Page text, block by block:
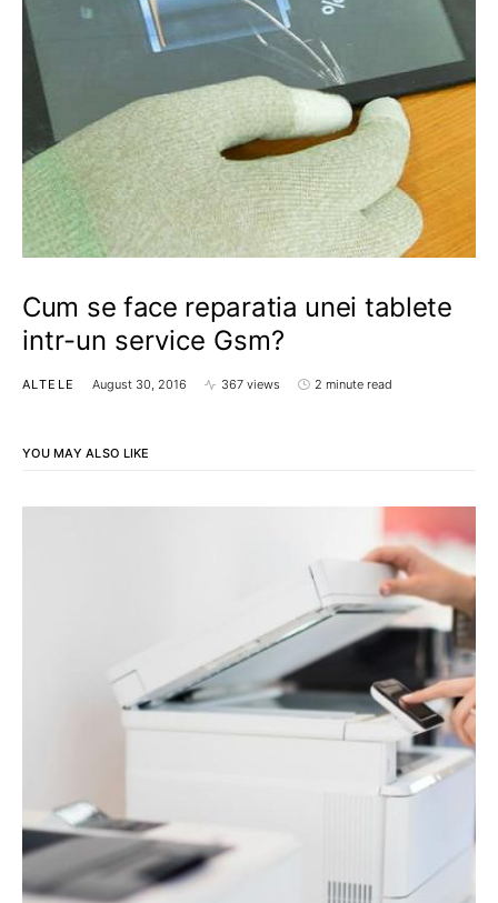
Cum se face reparatia unei tablete
intr-un service Gsm?
ALTELE August 30, 2016 367 views 2 minute read
YOU MAY ALSO LIKE